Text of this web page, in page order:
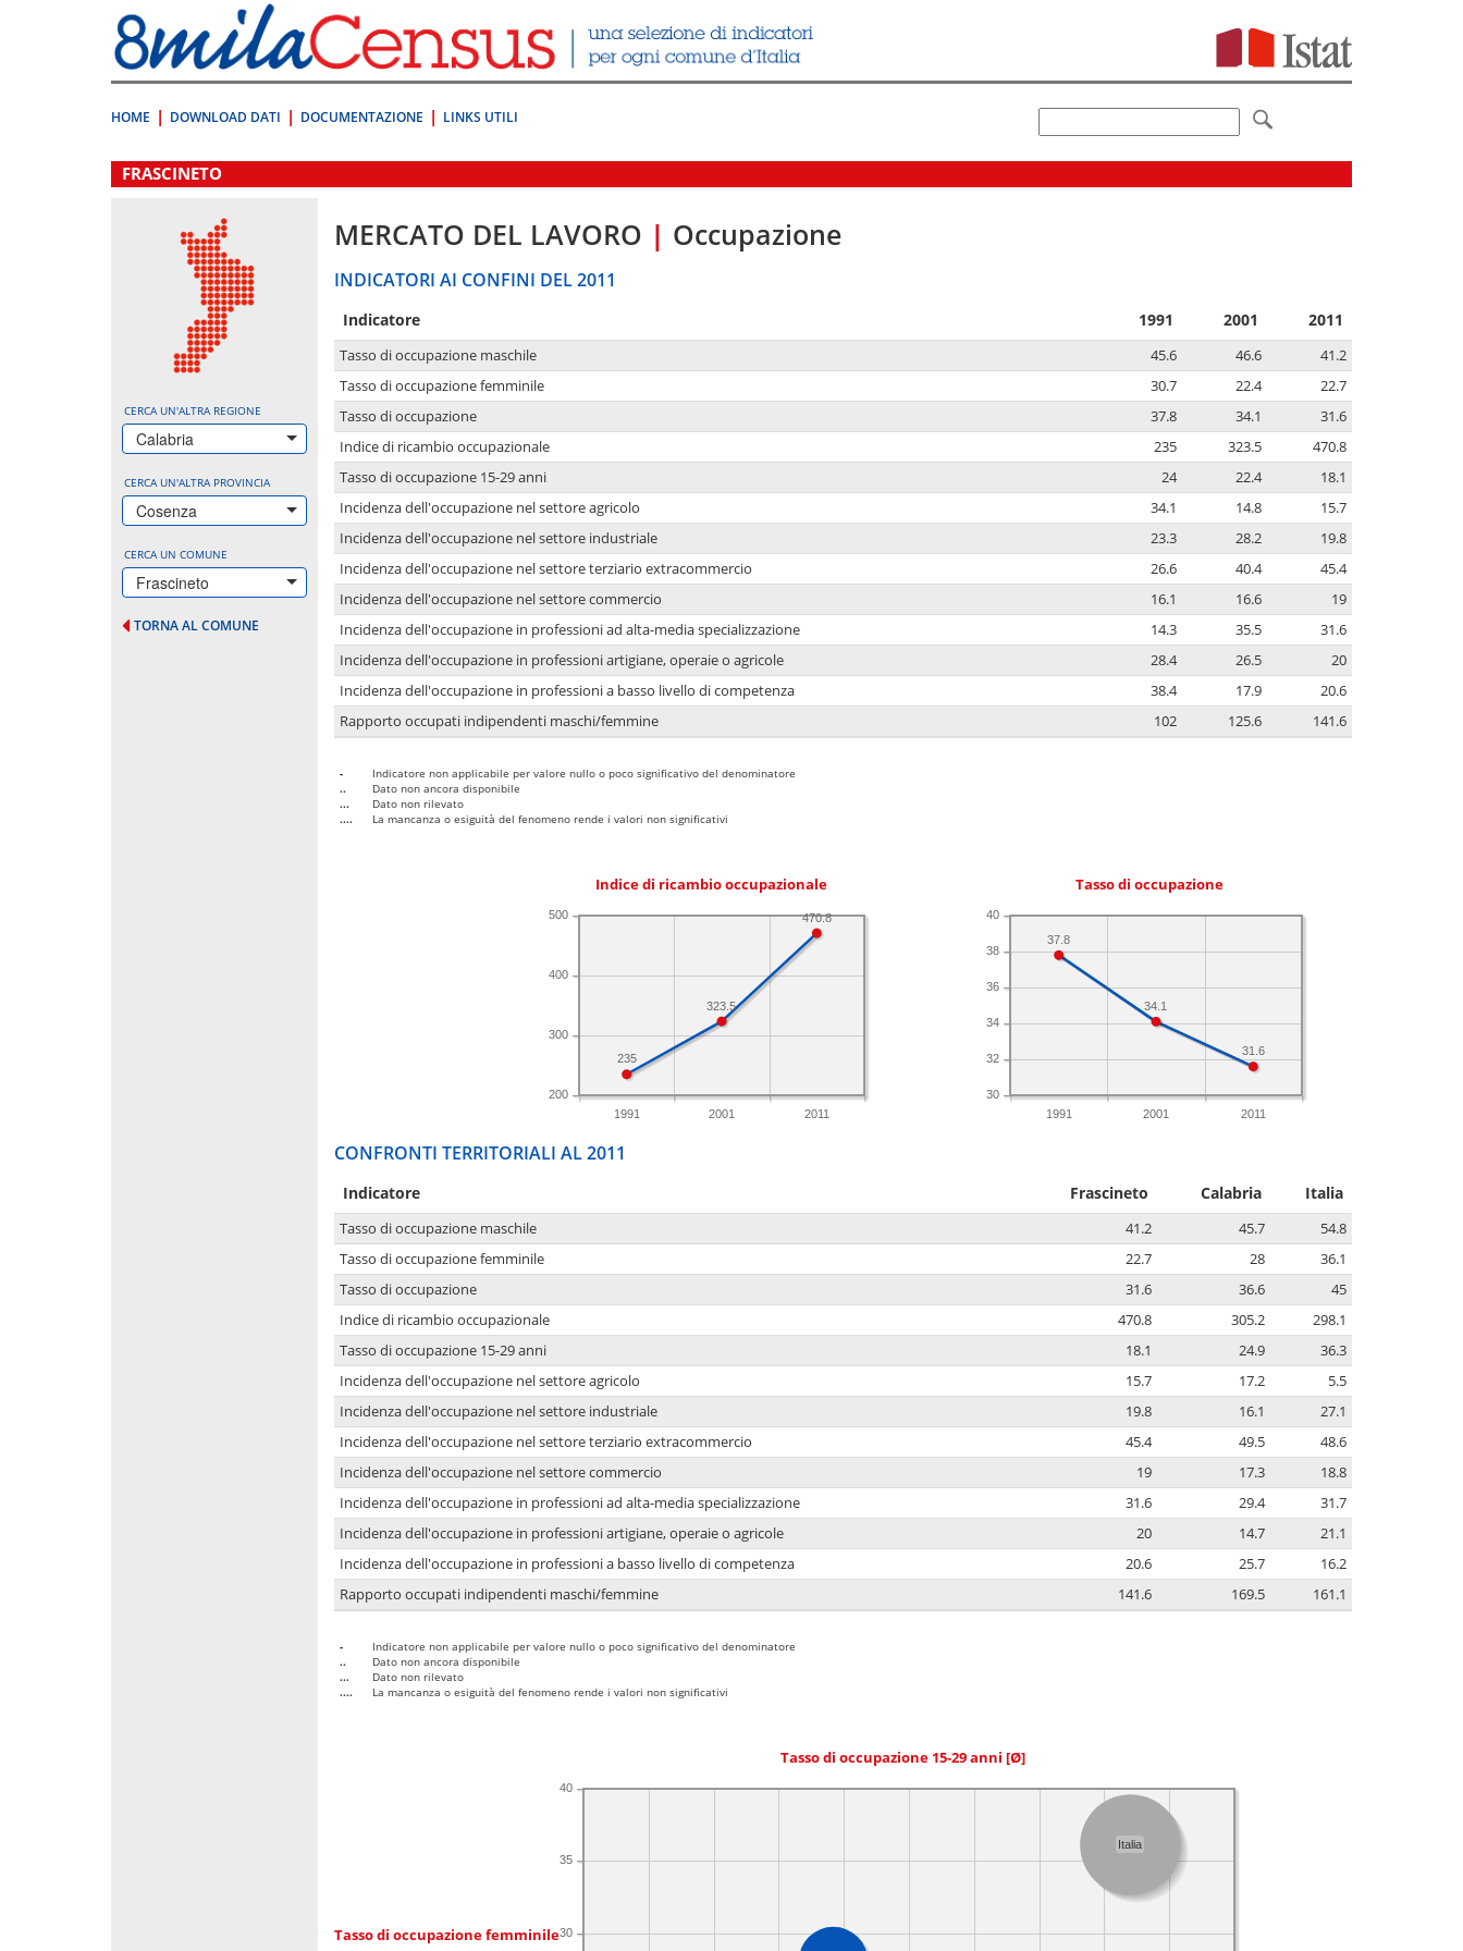
direttamente
a:
Contenuto
HOME DOWNLOAD DATI DOCUMENTAZIONE LINKS UTILI
.
FRASCINETO
CERCA UN'ALTRA REGIONE
Calabria
CERCA UN'ALTRA PROVINCIA
Cosenza
CERCA UN COMUNE
Frascineto
TORNA AL COMUNE
MERCATO DEL LAVORO | Occupazione
INDICATORI AI CONFINI DEL 2011
Indicatore 1991 2001 2011
Tasso di occupazione maschile 45.6 46.6
41.2
Tasso di occupazione femminile
30.7 22.4
22.7
Tasso di occupazione
37.8 34.1
31.6
Indice di ricambio occupazionale
235 323.5
470.8
Tasso di occupazione 15-29 anni
24 22.4
18.1
Incidenza dell'occupazione nel settore agricolo
34.1 14.8
15.7
Incidenza dell'occupazione nel settore industriale
23.3 28.2
19.8
Incidenza dell'occupazione nel settore terziario extracommercio
26.6 40.4
45.4
Incidenza dell'occupazione nel settore commercio
16.1 16.6
19
Incidenza dell'occupazione in professioni ad alta-media specializzazione
14.3 35.5
31.6
Incidenza dell'occupazione in professioni artigiane, operaie o agricole
28.4 26.5
20
Incidenza dell'occupazione in professioni a basso livello di competenza
38.4 17.9
20.6
Rapporto occupati indipendenti maschi/femmine
102 125.6 141.6
-
Indicatore non applicabile per valore nullo o poco significativo del denominatore
..
Dato non ancora disponibile
...
Dato non rilevato
....
La mancanza o esiguità del fenomeno rende i valori non significativi
Indice di ricambio occupazionale
1991 2001 2011
200
300
400
500 470.8
323.5
235
Tasso di occupazione
1991 2001 2011
30
32
34
36
38
40
31.6
34.1
37.8
CONFRONTI TERRITORIALI AL 2011
Indicatore Frascineto Calabria Italia
Tasso di occupazione maschile 41.2 45.7
54.8
Tasso di occupazione femminile
22.7 28
36.1
Tasso di occupazione
31.6 36.6
45
Indice di ricambio occupazionale
470.8 305.2
298.1
Tasso di occupazione 15-29 anni
18.1 24.9
36.3
Incidenza dell'occupazione nel settore agricolo
15.7 17.2
5.5
Incidenza dell'occupazione nel settore industriale
19.8 16.1
27.1
Incidenza dell'occupazione nel settore terziario extracommercio
45.4 49.5
48.6
Incidenza dell'occupazione nel settore commercio
19 17.3
18.8
Incidenza dell'occupazione in professioni ad alta-media specializzazione
31.6 29.4
31.7
Incidenza dell'occupazione in professioni artigiane, operaie o agricole
20 14.7
21.1
Incidenza dell'occupazione in professioni a basso livello di competenza
20.6 25.7
16.2
Rapporto occupati indipendenti maschi/femmine
141.6 169.5 161.1
-
Indicatore non applicabile per valore nullo o poco significativo del denominatore
..
Dato non ancora disponibile
...
Dato non rilevato
....
La mancanza o esiguità del fenomeno rende i valori non significativi
Tasso di occupazione 15-29 anni [Ø]
Tasso di occupazione femminile30
35
40
Italia